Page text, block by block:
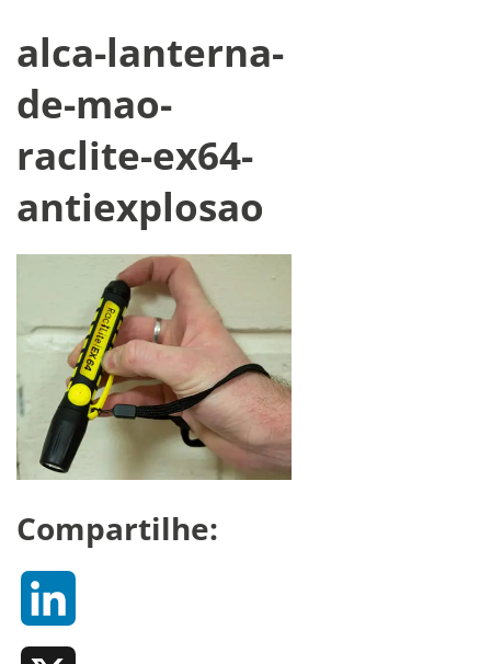
alca-lanterna-
de-mao-
raclite-ex64-
antiexplosao
Compartilhe: